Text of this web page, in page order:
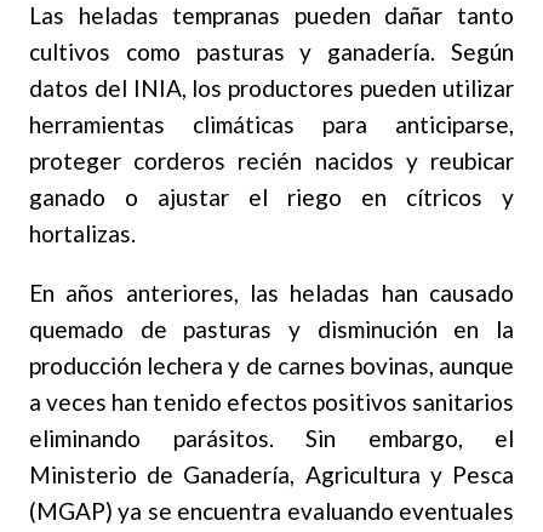
Las heladas tempranas pueden dañar tanto
cultivos como pasturas y ganadería. Según
datos del INIA, los productores pueden utilizar
herramientas climáticas para anticiparse,
proteger corderos recién nacidos y reubicar
ganado o ajustar el riego en cítricos y
hortalizas.
En años anteriores, las heladas han causado
quemado de pasturas y disminución en la
producción lechera y de carnes bovinas, aunque
a veces han tenido efectos positivos sanitarios
eliminando parásitos. Sin embargo, el
Ministerio de Ganadería, Agricultura y Pesca
(MGAP) ya se encuentra evaluando eventuales